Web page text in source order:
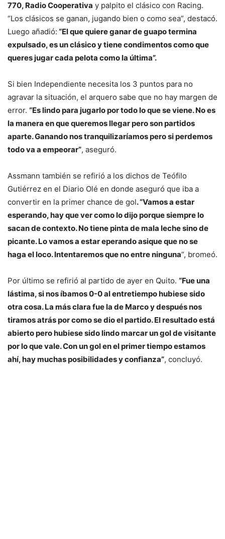
770, Radio Cooperativa y palpito el clásico con Racing.
“Los clásicos se ganan, jugando bien o como sea”, destacó.
Luego añadió: “El que quiere ganar de guapo termina
expulsado, es un clásico y tiene condimentos como que
queres jugar cada pelota como la última”.
Si bien Independiente necesita los 3 puntos para no
agravar la situación, el arquero sabe que no hay margen de
error. “Es lindo para jugarlo por todo lo que se viene. No es
la manera en que queremos llegar pero son partidos
aparte. Ganando nos tranquilizaríamos pero si perdemos
todo va a empeorar”, aseguró.
Assmann también se refirió a los dichos de Teófilo
Gutiérrez en el Diario Olé en donde aseguró que iba a
convertir en la primer chance de gol. “Vamos a estar
esperando, hay que ver como lo dijo porque siempre lo
sacan de contexto. No tiene pinta de mala leche sino de
picante. Lo vamos a estar eperando asique que no se
haga el loco. Intentaremos que no entre ninguna“, bromeó.
Por último se refirió al partido de ayer en Quito. “Fue una
lástima, si nos íbamos 0-0 al entretiempo hubiese sido
otra cosa. La más clara fue la de Marco y después nos
tiramos atrás por como se dio el partido. El resultado está
abierto pero hubiese sido lindo marcar un gol de visitante
por lo que vale. Con un gol en el primer tiempo estamos
ahí, hay muchas posibilidades y confianza”, concluyó.